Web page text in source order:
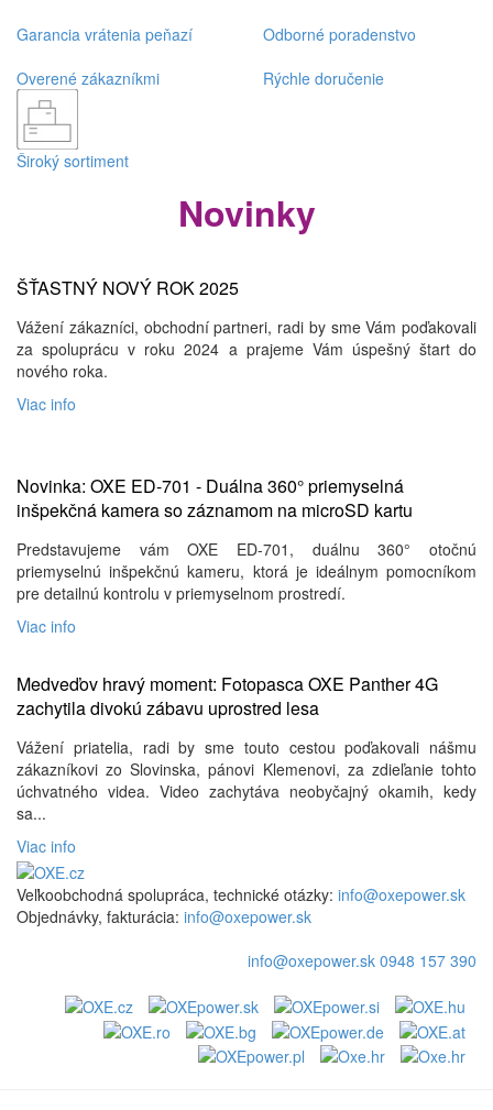
Garancia vrátenia peňazí
Odborné poradenstvo
Overené zákazníkmi
Rýchle doručenie
Široký sortiment
Novinky
ŠŤASTNÝ NOVÝ ROK 2025
Vážení zákazníci, obchodní partneri, radi by sme Vám poďakovali
za spoluprácu v roku 2024 a prajeme Vám úspešný štart do
nového roka.
Viac info
Novinka: OXE ED-701 - Duálna 360° priemyselná
inšpekčná kamera so záznamom na microSD kartu
Predstavujeme vám OXE ED-701, duálnu 360° otočnú
priemyselnú inšpekčnú kameru, ktorá je ideálnym pomocníkom
pre detailnú kontrolu v priemyselnom prostredí.
Viac info
Medveďov hravý moment: Fotopasca OXE Panther 4G
zachytila ​​divokú zábavu uprostred lesa
Vážení priatelia, radi by sme touto cestou poďakovali nášmu
zákazníkovi zo Slovinska, pánovi Klemenovi, za zdieľanie tohto
úchvatného videa. Video zachytáva neobyčajný okamih, kedy
sa...
Viac info
Veľkoobchodná spolupráca, technické otázky: info@oxepower.sk
Objednávky, fakturácia: info@oxepower.sk
info@oxepower.sk 0948 157 390